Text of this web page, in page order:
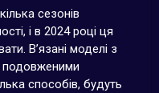
сезонів
і в 2024 році ця
В’язані моделі з
подовженими
способів, будуть